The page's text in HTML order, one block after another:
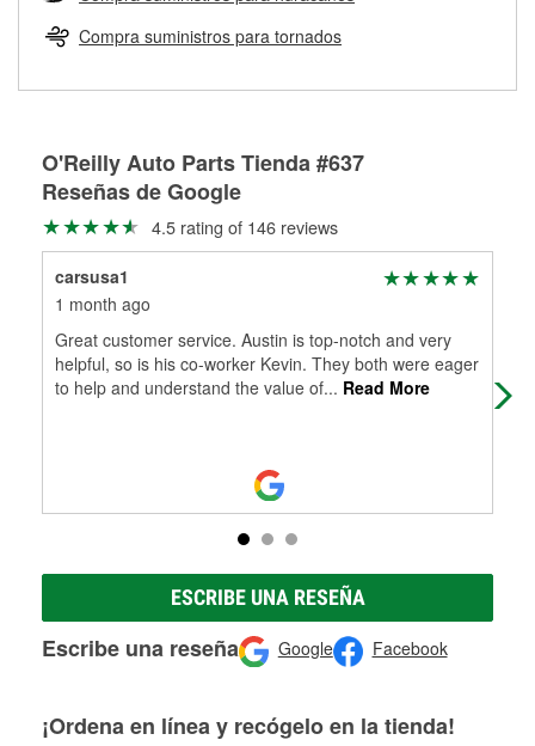
Herramientas de O'Reilly
pueden ser reutilizados, podemos ayudarte a encontrar las
partes de reemplazo correctas para tu reparación.
Rectificación de tambores y discos de freno
Compra suministros para tornados
O'Reilly Auto Parts Tienda #637
Reseñas de Google
4.5 rating of 146 reviews
carsusa1
1 month ago
Great customer service. Austin is top-notch and very
helpful, so is his co-worker Kevin. They both were eager
to help and understand the value of... Read More
ESCRIBE UNA RESEÑA
Escribe una reseña Google Facebook
¡Ordena en línea y recógelo en la tienda!